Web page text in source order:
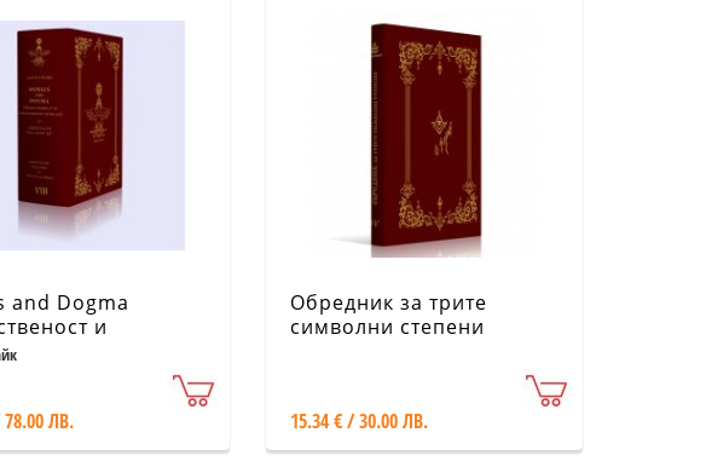
and Dogma
и
начала) Ч.2
ЛВ.
Обредник за трите
символни степени
15.34 € / 30.00 ЛВ.